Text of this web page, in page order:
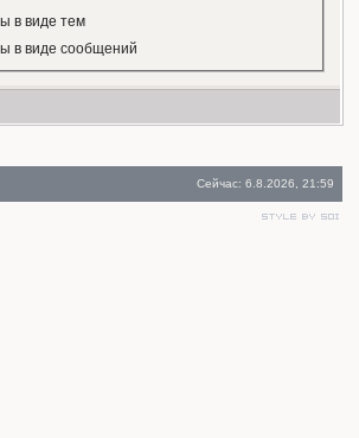
в виде тем
в виде сообщений
Сейчас: 6.8.2026, 21:59